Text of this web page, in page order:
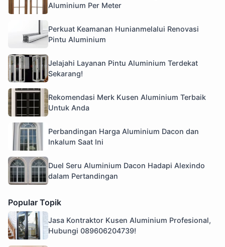
Aluminium Per Meter
Perkuat Keamanan Hunianmelalui Renovasi
Pintu Aluminium
Jelajahi Layanan Pintu Aluminium Terdekat
Sekarang!
Rekomendasi Merk Kusen Aluminium Terbaik
Untuk Anda
Perbandingan Harga Aluminium Dacon dan
Inkalum Saat Ini
Duel Seru Aluminium Dacon Hadapi Alexindo
dalam Pertandingan
Popular Topik
Jasa Kontraktor Kusen Aluminium Profesional,
Hubungi 089606204739!